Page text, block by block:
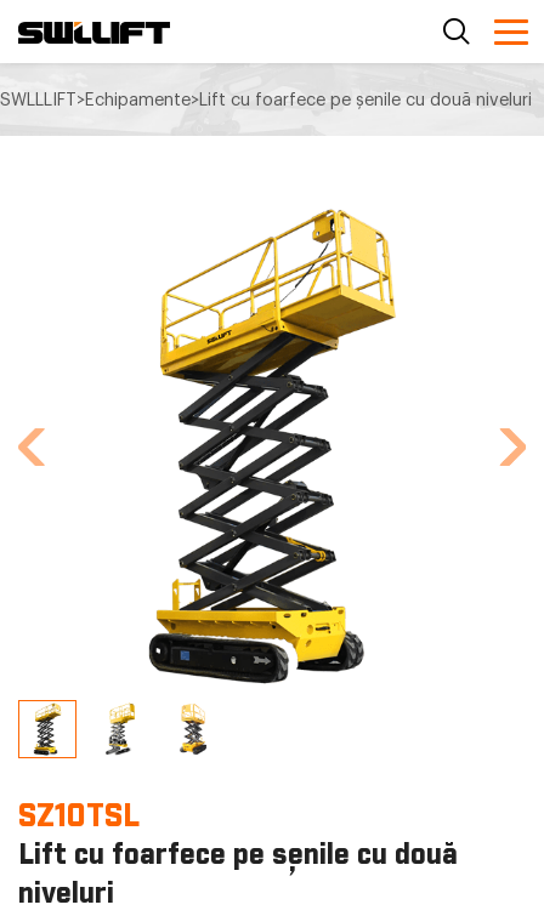
SWLLLIFT>Echipamente> Lift cu foarfece pe șenile cu două niveluri
SZ10TSL
Lift cu foarfece pe șenile cu două
niveluri